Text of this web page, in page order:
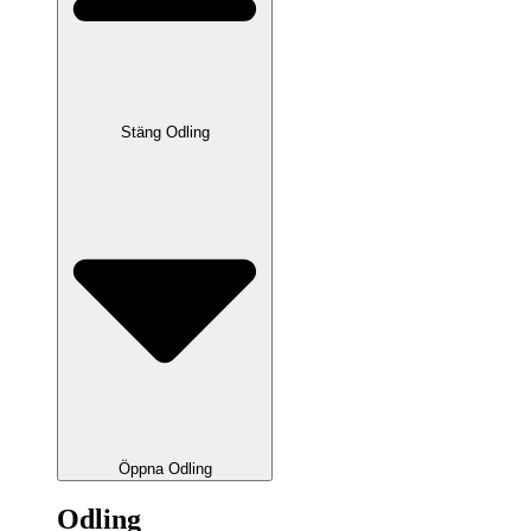
Stäng Odling
Öppna Odling
Odling